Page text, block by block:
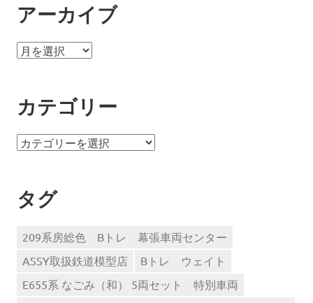
アーカイブ
ア
イ
ブ
カテゴリー
カ
リ
ー
タグ
209系房総色 Bトレ 幕張車両センター
ASSY取扱鉄道模型店
Bトレ ウェイト
E655系 なごみ（和） 5両セット 特別車両